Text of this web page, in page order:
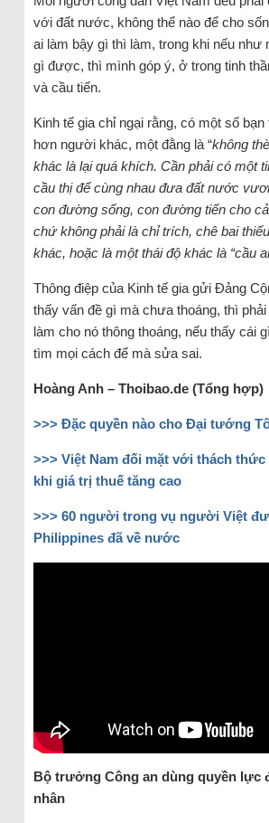
với đất nước, không thể nào để cho
ai làm bậy gì thì làm, trong khi nếu như
gì được, thì mình góp ý, ở trong tinh
và cầu tiến.
Kinh tế gia chỉ ngại rằng, có một số
hơn người khác, một đằng là “không
khác là lại quá khích. Cần phải có một
cầu thị để cùng nhau đưa đất nước
con đường sống, con đường tiến cho
chứ không phải là chỉ trích, chê bai
khác, hoặc là một thái độ khác là “cầu
Thông điệp của Kinh tế gia gửi Đảng
thấy vấn đề gì mà chưa thoáng, thì
làm cho nó thông thoáng, nếu thấy cái
tìm mọi cách để mà sửa sai.
Hoàng Anh – Thoibao.de (Tổng hợp)
>>> Đặc quyền nào cho Đại tướng
>>> Việt Nam đối mặt với thách
khi giá trị thuế tăng cao
>>> 60 người trong vụ người Việt
Philippines đã về nước
Bộ trưởng Công an dùng quyền lực
nhân